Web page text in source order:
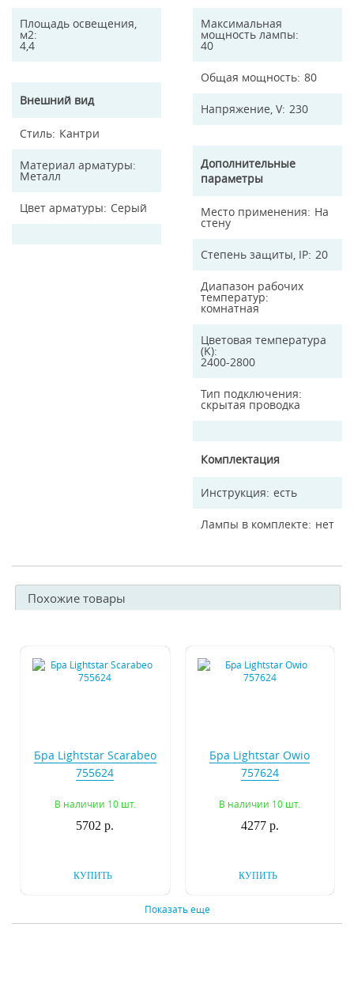
Площадь освещения,
м2
4,4
Внешний вид
Стиль Кантри
Материал арматуры
Металл
Цвет арматуры Серый
Максимальная
мощность лампы
40
Общая мощность 80
Напряжение, V 230
Дополнительные
параметры
Место применения На
стену
Степень защиты, IP 20
Диапазон рабочих
температур
комнатная
Цветовая температура
(K)
2400-2800
Тип подключения
скрытая проводка
Комплектация
Инструкция есть
Лампы в комплекте нет
Похожие товары
Бра Lightstar Scarabeo
755624
В наличии 10 шт.
5702 р.
КУПИТЬ
Бра Lightstar Owio
757624
В наличии 10 шт.
4277 р.
КУПИТЬ
Показать еще